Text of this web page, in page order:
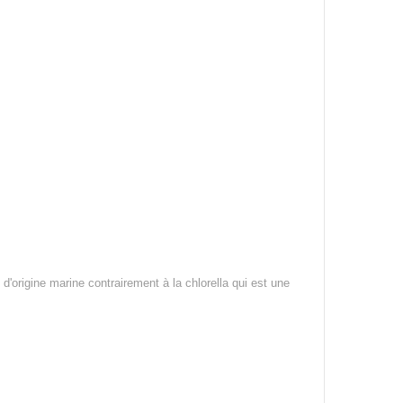
marine contrairement à la chlorella qui est une